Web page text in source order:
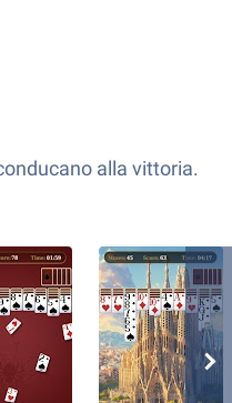
alla vittoria.